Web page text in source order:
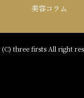
美容コラム
three firsts All right